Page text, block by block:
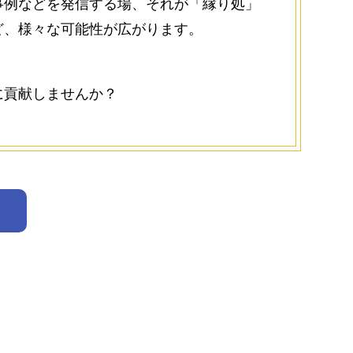
などを発信する場、それが「縁り処」
様々な可能性が広がります。
献しませんか？